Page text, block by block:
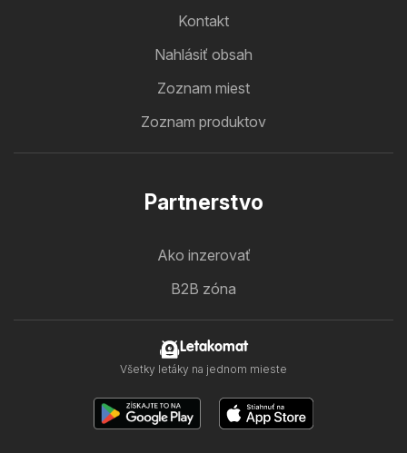
Kontakt
Nahlásiť obsah
Zoznam miest
Zoznam produktov
Partnerstvo
Ako inzerovať
B2B zóna
Letakomat
Všetky letáky na jednom mieste